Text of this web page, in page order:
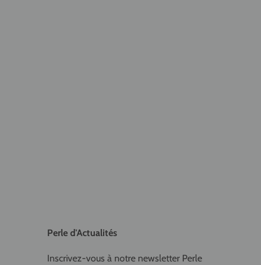
Perle d'Actualités
Inscrivez-vous à notre newsletter Perle